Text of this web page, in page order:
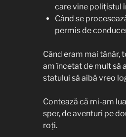
care vine polițistul
Când se
permis de
Când eram mai tânăr,
am încetat de mult să
statului să aibă vreo
Contează că mi-am
sper, de aventuri pe
roți.